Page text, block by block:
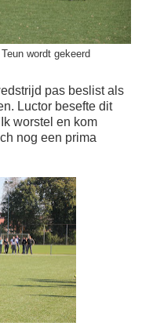
wordt gekeerd
pas beslist als
Luctor besefte dit
worstel en kom
nog een prima